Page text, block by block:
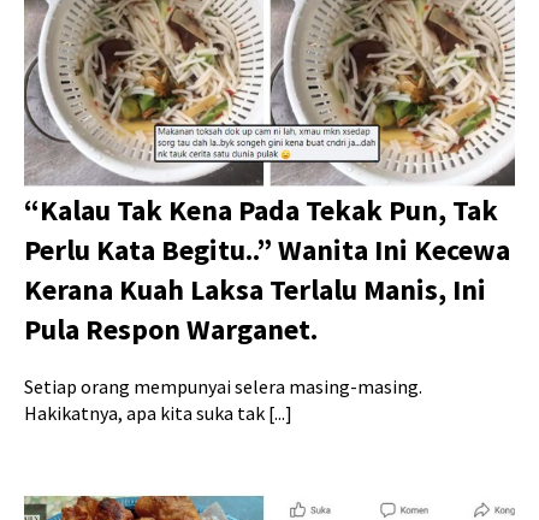
“Kalau Tak Kena Pada Tekak Pun, Tak
Perlu Kata Begitu..” Wanita Ini Kecewa
Kerana Kuah Laksa Terlalu Manis, Ini
Pula Respon Warganet.
Setiap orang mempunyai selera masing-masing.
Hakikatnya, apa kita suka tak [...]